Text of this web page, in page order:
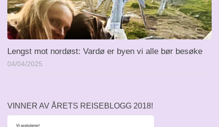
Lengst mot nordøst: Vardø er byen vi alle bør besøke
04/04/2025
VINNER AV ÅRETS REISEBLOGG 2018!